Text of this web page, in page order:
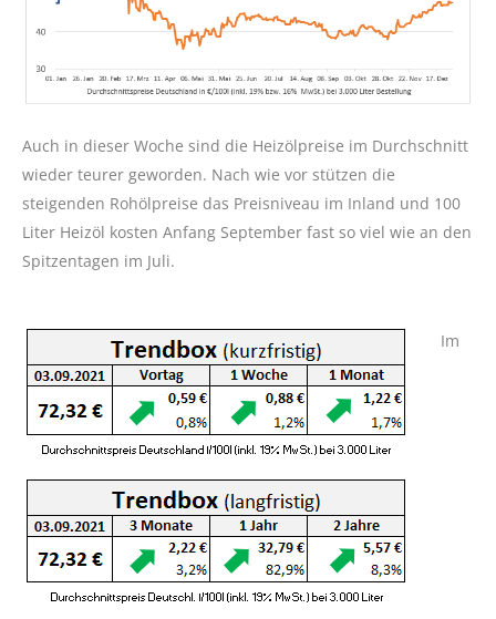
Auch in dieser Woche sind die Heizölpreise im Durchschnitt
wieder teurer geworden. Nach wie vor stützen die
steigenden Rohölpreise das Preisniveau im Inland und 100
Liter Heizöl kosten Anfang September fast so viel wie an den
Spitzentagen im Juli.
Im